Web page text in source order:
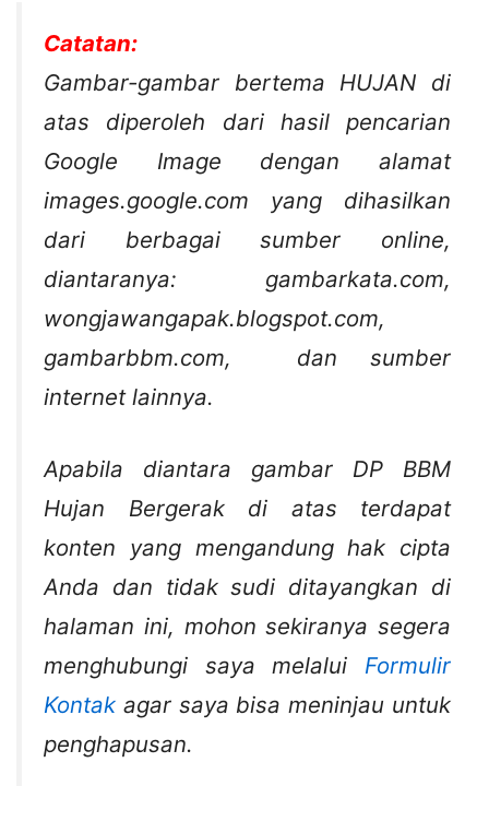
Catatan:
Gambar-gambar bertema HUJAN di
atas diperoleh dari hasil pencarian
Google Image dengan alamat
images.google.com yang dihasilkan
dari berbagai sumber online,
diantaranya: gambarkata.com,
wongjawangapak.blogspot.com,
gambarbbm.com, dan sumber
internet lainnya.
Apabila diantara gambar DP BBM
Hujan Bergerak di atas terdapat
konten yang mengandung hak cipta
Anda dan tidak sudi ditayangkan di
halaman ini, mohon sekiranya segera
menghubungi saya melalui Formulir
Kontak agar saya bisa meninjau untuk
penghapusan.